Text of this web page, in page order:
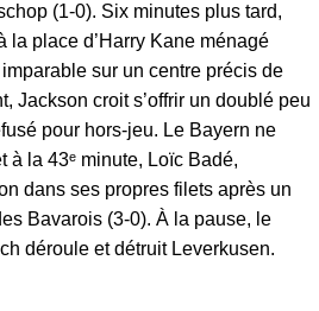
(1-0). Six minutes plus tard,
la place d’Harry Kane ménagé
sur un centre précis de
Jackson croit s’offrir un doublé peu
pour hors-jeu. Le Bayern ne
à la 43ᵉ minute, Loïc Badé,
dans ses propres filets après un
Bavarois (3-0). À la pause, le
déroule et détruit Leverkusen.